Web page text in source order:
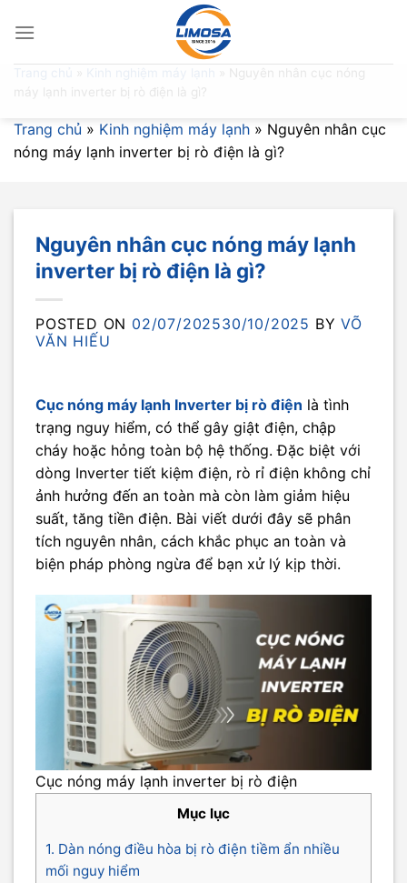
Nguyên nhân cục nóng
máy lạnh inverter bị rò điện là gì?
Trang chủ » Kinh nghiệm máy lạnh » Nguyên nhân cục
nóng máy lạnh inverter bị rò điện là gì?
Nguyên nhân cục nóng máy lạnh
inverter bị rò điện là gì?
POSTED ON 02/07/202530/10/2025 BYVÕ
VĂN HIẾU
Cục nóng máy lạnh Inverter bị rò điện là tình
trạng nguy hiểm, có thể gây giật điện, chập
cháy hoặc hỏng toàn bộ hệ thống. Đặc biệt với
dòng Inverter tiết kiệm điện, rò rỉ điện không chỉ
ảnh hưởng đến an toàn mà còn làm giảm hiệu
suất, tăng tiền điện. Bài viết dưới đây sẽ phân
tích nguyên nhân, cách khắc phục an toàn và
biện pháp phòng ngừa để bạn xử lý kịp thời.
Cục nóng máy lạnh inverter bị rò điện
Mục lục
1. Dàn nóng điều hòa bị rò điện tiềm ẩn nhiều
mối nguy hiểm